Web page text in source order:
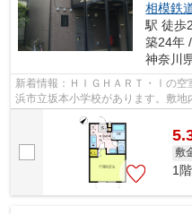
相模鉄
駅 徒歩
築24年
神奈川
新着情報：ＨＩＧＨＡＲＴ・Ⅰの空
浜市立坂本小学校があります。敷
ちらの物件はアパートです。内見の
敷
1